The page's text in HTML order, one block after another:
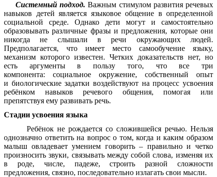
Системный подход.Важным стимулом развития речевых
навыков детей является языковое общение в определенной
социальной среде. Однако дети могут и самостоятельно
образовывать различные фразы и предложения, которые они
никогда не слышали в речи окружающих людей.
Предполагается, что имеет место самообучение языку,
механизм которого известен. Четких доказательств нет, но
есть аргументы в пользу того, что все три
компонента:
социальное окружение, собственный опыт
и биологические задатки воздействуют на процесс усвоения
ребёнком навыков речевого общения, помогая или
препятствуя ему развивать речь.
Стадии усвоения языка
Ребёнок не рождается со сложившейся речью. Нельзя
однозначно ответить на вопрос о том, когда и каким образом
малыш овладевает умением говорить – правильно и четко
произносить звуки, связывать между собой слова, изменяя их
в роде, числе, падеже, строить разной сложности
предложения, связно, последовательно излагать свои мысли.